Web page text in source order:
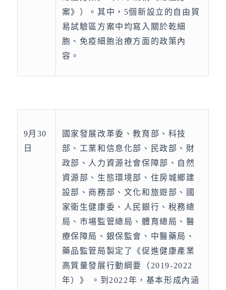
案》）。其中，5個新設立的自由貿
易試驗區方案中均寫入關於乾細
胞、免疫細胞治療方面的政策內
容。
9月30
日
國家發展改革委、教育部、科技
部、工業和信息化部、民政部、財
政部、人力資源社會保障部、自然
資源部、生態環境部、住房城鄉建
設部、商務部、文化和旅遊部、國
家衛生健康委、人民銀行、稅務總
局、市場監管總局、體育總局、醫
療保障局、銀保監會、中醫藥局、
藥品監管局製定了《促進健康產業
高質量發展行動綱要（2019-2022
年）》 。到2022年，基本形成內涵